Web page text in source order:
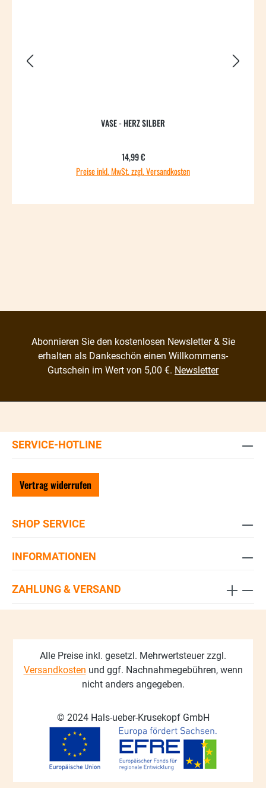
VASE - HERZ SILBER
Regulärer Preis:
14,99 €
Preise inkl. MwSt. zzgl. Versandkosten
Abonnieren Sie den kostenlosen Newsletter & Sie
erhalten als Dankeschön einen Willkommens-
Gutschein im Wert von 5,00 €. Newsletter
SERVICE-HOTLINE
Vertrag widerrufen
SHOP SERVICE
INFORMATIONEN
ZAHLUNG & VERSAND
Alle Preise inkl. gesetzl. Mehrwertsteuer zzgl.
Versandkosten und ggf. Nachnahmegebühren, wenn
nicht anders angegeben.
© 2024 Hals-ueber-Krusekopf GmbH